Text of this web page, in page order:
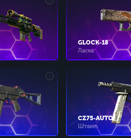
GLOCK-18
Ласка
CZ75-AUTO
Штамп